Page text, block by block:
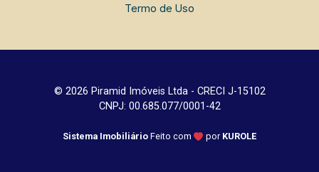
Termo de Uso
© 2026 Piramid Imóveis Ltda - CRECI J-15102
CNPJ: 00.685.077/0001-42
Sistema Imobiliário Feito com por KUROLE